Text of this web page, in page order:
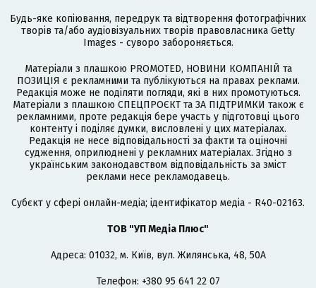
Будь-яке копіювання, передрук та відтворення фотографічних
творів та/або аудіовізуальних творів правовласника Getty
Images - суворо забороняється.
Матеріали з плашкою PROMOTED, НОВИНИ КОМПАНІЙ та
ПОЗИЦІЯ є рекламними та публікуються на правах реклами.
Редакція може не поділяти погляди, які в них промотуються.
Матеріали з плашкою СПЕЦПРОЄКТ та ЗА ПІДТРИМКИ також є
рекламними, проте редакція бере участь у підготовці цього
контенту і поділяє думки, висловлені у цих матеріалах.
Редакція не несе відповідальності за факти та оціночні
судження, оприлюднені у рекламних матеріалах. Згідно з
українським законодавством відповідальність за зміст
реклами несе рекламодавець.
Cубєкт у сфері онлайн-медіа; ідентифікатор медіа - R40-02163.
ТОВ "УП Медіа Плюс"
Адреса: 01032, м. Київ, вул. Жилянська, 48, 50А
Телефон: +380 95 641 22 07